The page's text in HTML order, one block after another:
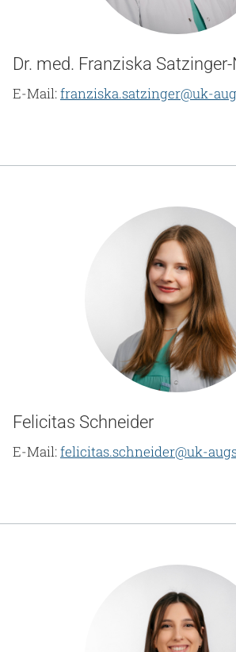
Dr. med. Franziska
E-Mail:franziska.satzinger@uk-
Felicitas Schneider
E-Mail:felicitas.schneider@uk-